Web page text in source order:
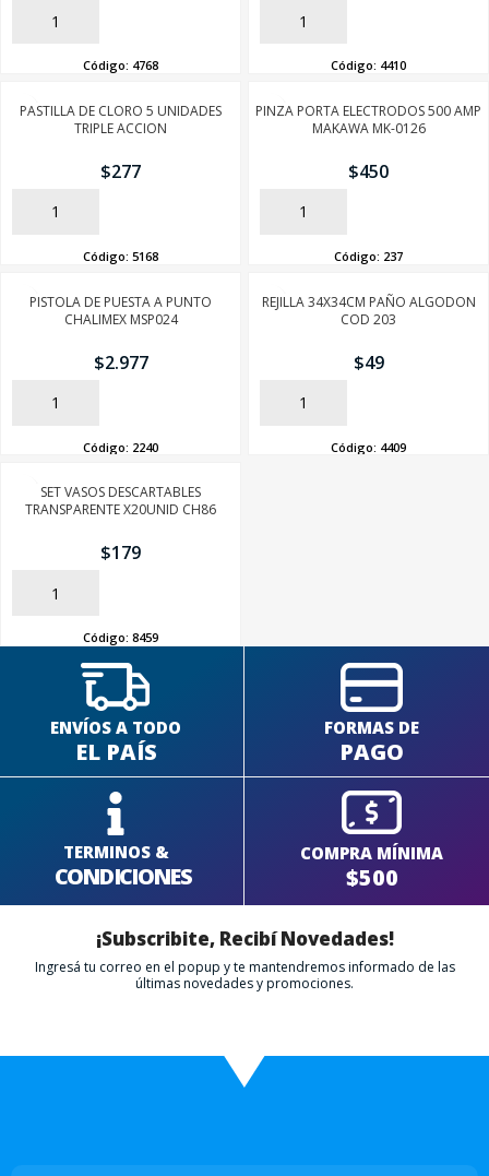
AÑADIR
Código: 4768
AÑADIR
Código: 4410
PASTILLA DE CLORO 5 UNIDADES
TRIPLE ACCION
$277
AÑADIR
Código: 5168
PINZA PORTA ELECTRODOS 500 AMP
MAKAWA MK-0126
$450
AÑADIR
Código: 237
PISTOLA DE PUESTA A PUNTO
CHALIMEX MSP024
$2.977
AÑADIR
Código: 2240
REJILLA 34X34CM PAÑO ALGODON
COD 203
$49
AÑADIR
Código: 4409
SET VASOS DESCARTABLES
TRANSPARENTE X20UNID CH86
$179
AÑADIR
Código: 8459
ENVÍOS A TODO
EL PAÍS
FORMAS DE
PAGO
TERMINOS &
CONDICIONES
COMPRA MÍNIMA
$500
¡Subscribite, Recibí Novedades!
Ingresá tu correo en el popup y te mantendremos informado de las
últimas novedades y promociones.
SEGUÍ COMPRANDO